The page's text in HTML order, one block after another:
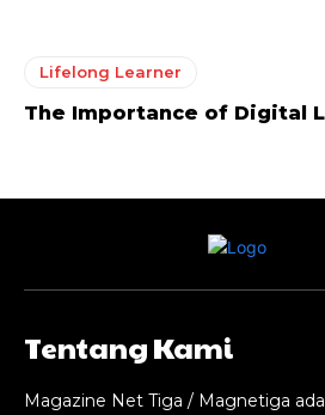
Lifelong Learner
The Importance of Digital
Tentang Kami
Magazine Net Tiga / Magnetiga